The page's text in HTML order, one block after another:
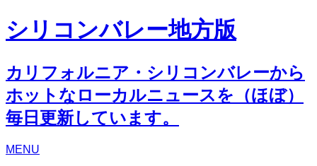
シリコンバレー地方版
カリフォルニア・シリコンバレーから
ホットなローカルニュースを（ほぼ）
毎日更新しています。
MENU